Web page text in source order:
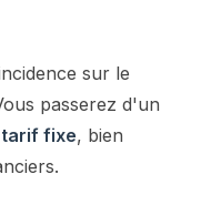
sur le
passerez d'un
tarif fixe, bien